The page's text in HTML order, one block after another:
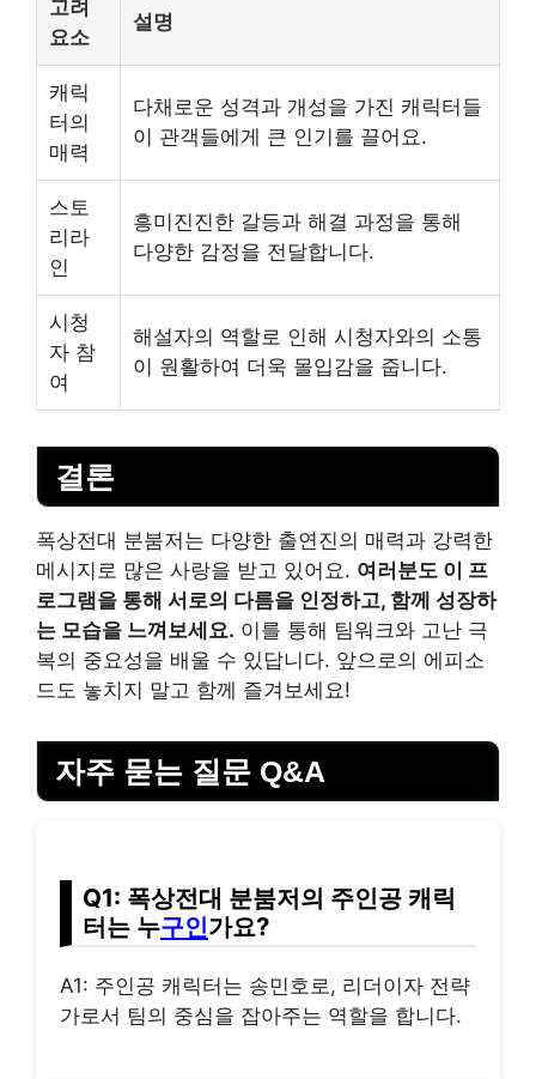
고려
요소
설명
캐릭
터의
매력
다채로운 성격과 개성을 가진 캐릭터들
이 관객들에게 큰 인기를 끌어요.
스토
리라
인
흥미진진한 갈등과 해결 과정을 통해
다양한 감정을 전달합니다.
시청
자 참
여
해설자의 역할로 인해 시청자와의 소통
이 원활하여 더욱 몰입감을 줍니다.
결론
폭상전대 분붐저는 다양한 출연진의 매력과 강력한
메시지로 많은 사랑을 받고 있어요. 여러분도 이 프
로그램을 통해 서로의 다름을 인정하고, 함께 성장하
는 모습을 느껴보세요. 이를 통해 팀워크와 고난 극
복의 중요성을 배울 수 있답니다. 앞으로의 에피소
드도 놓치지 말고 함께 즐겨보세요!
자주 묻는 질문 Q&A
Q1: 폭상전대 분붐저의 주인공 캐릭
터는 누구인가요?
A1: 주인공 캐릭터는 송민호로, 리더이자 전략
가로서 팀의 중심을 잡아주는 역할을 합니다.